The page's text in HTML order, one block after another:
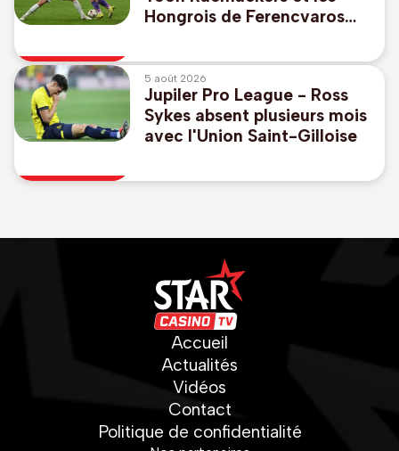
Hongrois de Ferencvaros
League
5 août 2026
Jupiler Pro League - Ross
Sykes absent plusieurs mois
avec l'Union Saint-Gilloise
Accueil
Actualités
Vidéos
Contact
Politique de confidentialité